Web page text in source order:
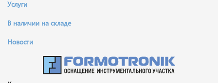
Услуги
В наличии на складе
Новости